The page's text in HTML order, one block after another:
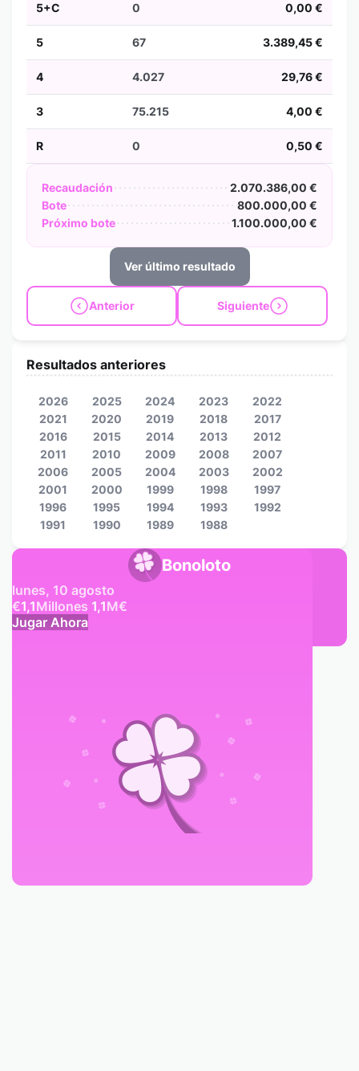
5+C 0 0,00 €
5 67 3.389,45 €
4 4.027 29,76 €
3 75.215 4,00 €
R 0 0,50 €
Recaudación
2.070.386,00 €
Bote
800.000,00 €
Próximo bote
1.100.000,00 €
Ver último resultado
Anterior Siguiente
Bonoloto
lunes, 10 agosto
€1,1Millones 1,1M€
Jugar Ahora
Resultados anteriores
2026 2025 2024 2023
2022
2021
2020 2019 2018
2017
2016
2015 2014 2013
2012
2011
2010 2009 2008
2007
2006
2005 2004 2003
2002
2001
2000 1999 1998
1997
1996
1995 1994 1993
1992
1991
1990 1989 1988